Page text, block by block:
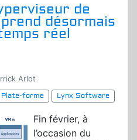
de
désormais
réel
Arlot
Plate-forme
Lynx Software
Fin février, à
l’occasion du